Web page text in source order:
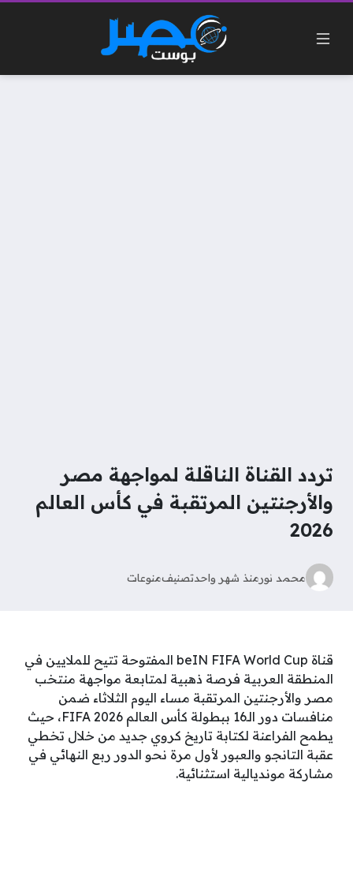
تردد القناة الناقلة لمواجهة مصر
والأرجنتين المرتقبة في كأس العالم
2026
محمد نورمنذ شهر واحدتصنيفمنوعات
قناة beIN FIFA World Cup المفتوحة تتيح للملايين في
المنطقة العربية فرصة ذهبية لمتابعة مواجهة منتخب
مصر والأرجنتين المرتقبة مساء اليوم الثلاثاء ضمن
منافسات دور الـ16 ببطولة كأس العالم FIFA 2026، حيث
يطمح الفراعنة لكتابة تاريخ كروي جديد من خلال تخطي
عقبة التانجو والعبور لأول مرة نحو الدور ربع النهائي في
مشاركة مونديالية استثنائية.